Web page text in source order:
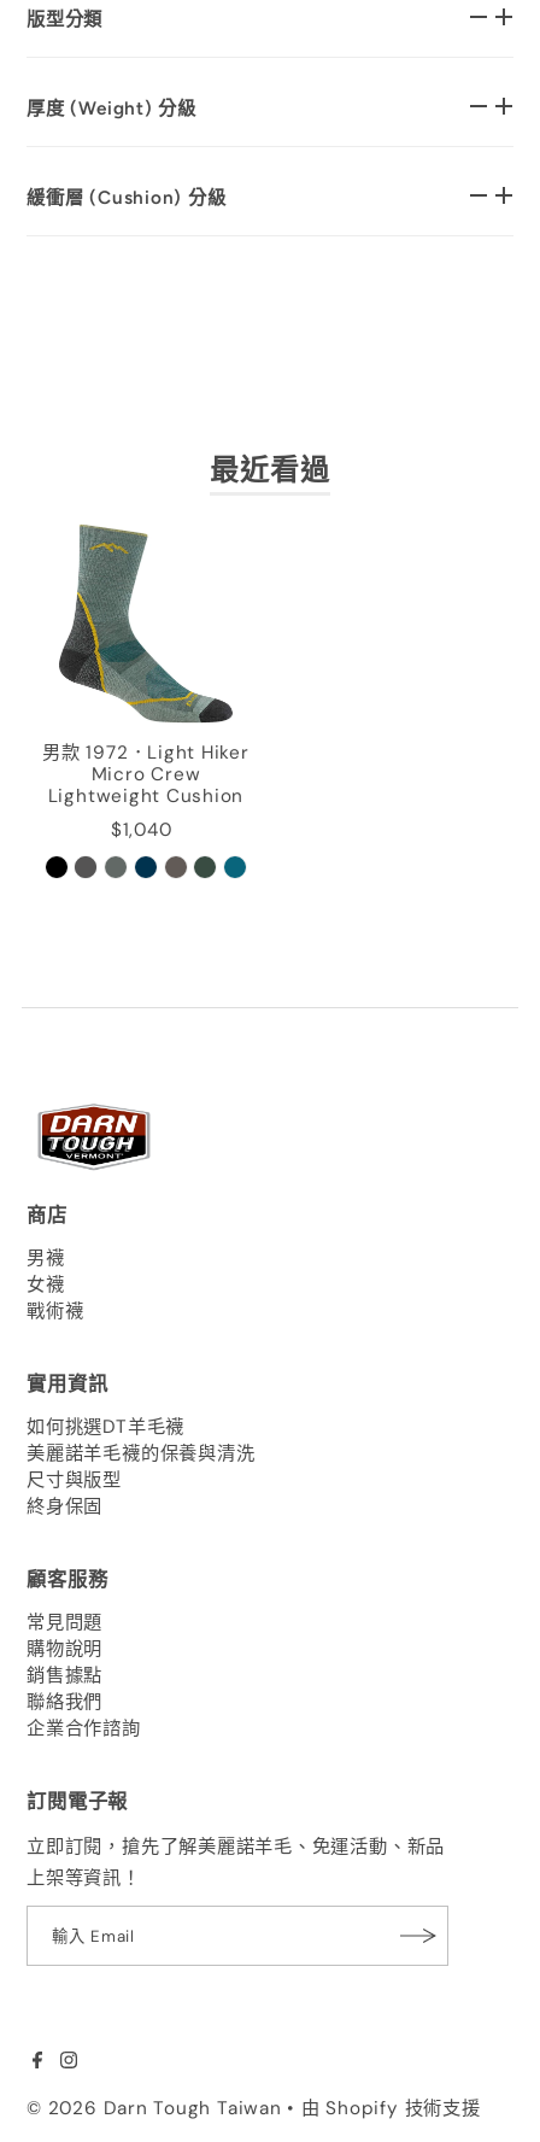
版型分類
厚度 (Weight) 分級
緩衝層 (Cushion) 分級
最近看過
男款 1972．Light Hiker
Micro Crew
Lightweight Cushion
$1,040
商店
男襪
女襪
戰術襪
實用資訊
如何挑選DT羊毛襪
美麗諾羊毛襪的保養與清洗
尺寸與版型
終身保固
顧客服務
常見問題
購物說明
銷售據點
聯絡我們
企業合作諮詢
訂閱電子報
立即訂閱，搶先了解美麗諾羊毛、免運活動、新品
上架等資訊！
© 2026 Darn Tough Taiwan • 由 Shopify 技術支援